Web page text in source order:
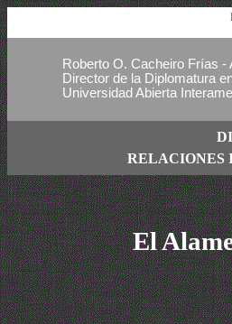
Roberto O. Cacheiro Frías -
Director de la Diplomatura en
Universidad Abierta
RELACIONES
El